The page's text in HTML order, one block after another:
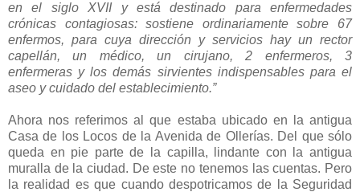
en el siglo XVII y está destinado para enfermedades
crónicas contagiosas: sostiene ordinariamente sobre 67
enfermos, para cuya dirección y servicios hay un rector
capellán, un médico, un cirujano, 2 enfermeros, 3
enfermeras y los demás sirvientes indispensables para el
aseo y cuidado del establecimiento.”
Ahora nos referimos al que estaba ubicado en la antigua
Casa de los Locos de la Avenida de Ollerías. Del que sólo
queda en pie parte de la capilla, lindante con la antigua
muralla de la ciudad. De este no tenemos las cuentas. Pero
la realidad es que cuando despotricamos de la Seguridad